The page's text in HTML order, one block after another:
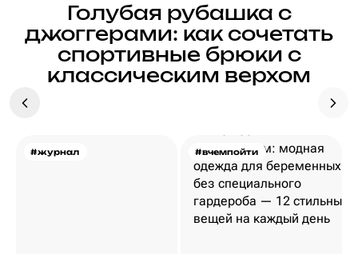
Голубая рубашка с
джоггерами: как сочетать
спортивные брюки с
классическим верхом
#журнал #вчемпойти